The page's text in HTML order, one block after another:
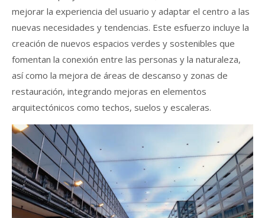
mejorar la experiencia del usuario y adaptar el centro a las
nuevas necesidades y tendencias. Este esfuerzo incluye la
creación de nuevos espacios verdes y sostenibles que
fomentan la conexión entre las personas y la naturaleza,
así como la mejora de áreas de descanso y zonas de
restauración, integrando mejoras en elementos
arquitectónicos como techos, suelos y escaleras.